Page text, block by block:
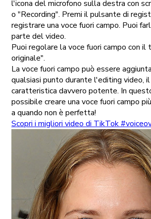
l'icona del microfono sulla destra con
o "Recording". Premi il pulsante di
registrare una voce fuori campo. Puoi
parte del video.
Puoi regolare la voce fuori campo con il
originale".
La voce fuori campo può essere
qualsiasi punto durante l'editing video, il
caratteristica davvero potente. In
possibile creare una voce fuori campo
a quando non è perfetta!
Scopri i migliori video di TikTok